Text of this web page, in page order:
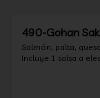
490-Gohan
Salmón, palta,
Incluye 1 salsa a